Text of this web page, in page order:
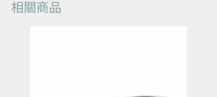
相關商品